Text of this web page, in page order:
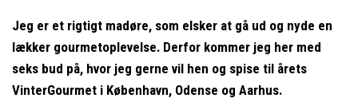
Jeg er et rigtigt madøre, som elsker at gå ud og nyde en
lækker gourmetoplevelse. Derfor kommer jeg her med
seks bud på, hvor jeg gerne vil hen og spise til årets
VinterGourmet i København, Odense og Aarhus.